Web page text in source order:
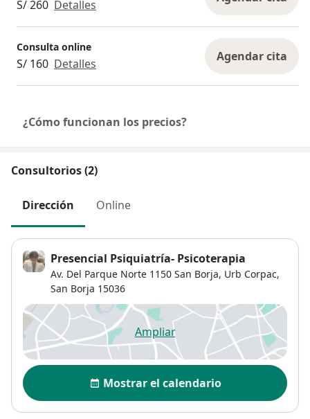
S/ 260 Detalles
Consulta online
S/ 160 Detalles Agendar cita
¿Cómo funcionan los precios?
Consultorios (2)
Dirección Online
Presencial Psiquiatría- Psicoterapia
Av. Del Parque Norte 1150 San Borja, Urb Corpac,
San Borja 15036
Ampliarse abre en una nueva
Disponibilidad
Mostrar el calendario